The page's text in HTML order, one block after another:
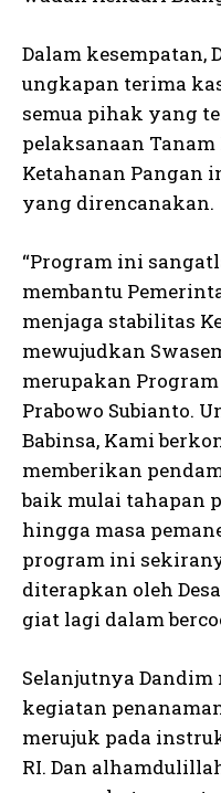
Dalam kesempatan,
ungkapan terima
semua pihak yang
pelaksanaan
Ketahanan Pangan
yang direncanakan.
“Program ini
membantu
menjaga stabilitas
mewujudkan
merupakan
Prabowo Subianto.
Babinsa, Kami
memberikan
baik mulai tahapan
hingga masa
program ini
diterapkan oleh
giat lagi dalam
Selanjutnya
kegiatan
merujuk pada
RI. Dan